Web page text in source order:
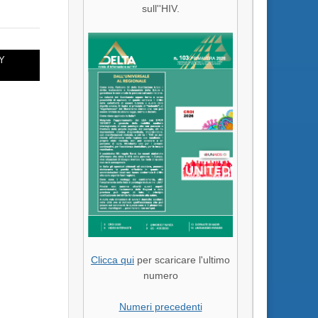
sull''HIV.
Clicca qui per scaricare l'ultimo
numero
Numeri precedenti